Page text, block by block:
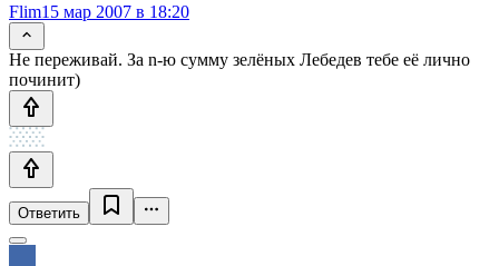
Flim15 мар 2007 в 18:20
Не переживай. За n-ю сумму зелёных Лебедев тебе её лично
починит)
Ответить